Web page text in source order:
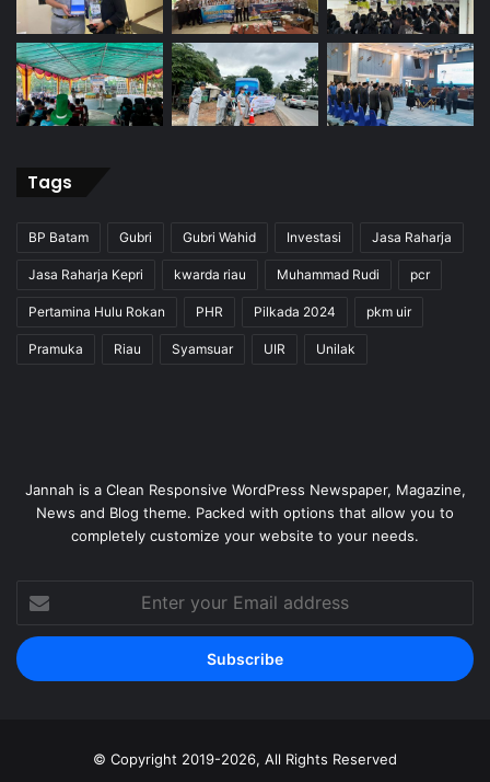
Tags
BP Batam Gubri Gubri Wahid Investasi Jasa Raharja
Jasa Raharja Kepri kwarda riau Muhammad Rudi pcr
Pertamina Hulu Rokan PHR Pilkada 2024 pkm uir
Pramuka Riau Syamsuar UIR Unilak
Jannah is a Clean Responsive WordPress Newspaper, Magazine,
News and Blog theme. Packed with options that allow you to
completely customize your website to your needs.
your
Email
address
© Copyright 2019-2026, All Rights Reserved